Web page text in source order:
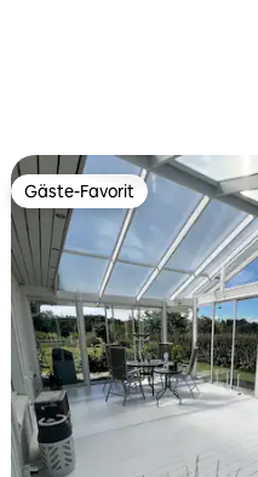
Bewertung: 4,97 von 5,
Gäste-Favorit
Gäste-Favorit